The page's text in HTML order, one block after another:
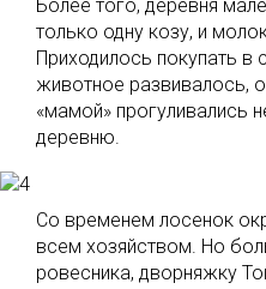
Более того, деревня
только одну козу, и
Приходилось покупать в
животное развивалось,
«мамой» прогуливались
деревню.
Со временем лосенок
всем хозяйством. Но
ровесника, дворняжку